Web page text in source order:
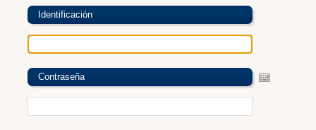
Identificación
Contraseña